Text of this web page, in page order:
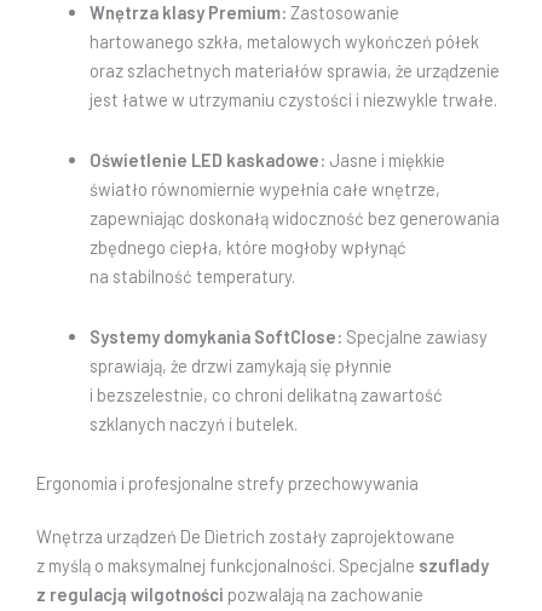
Wnętrza klasy Premium: Zastosowanie
hartowanego szkła, metalowych wykończeń półek
oraz szlachetnych materiałów sprawia, że urządzenie
jest łatwe w utrzymaniu czystości i niezwykle trwałe.
Oświetlenie LED kaskadowe: Jasne i miękkie
światło równomiernie wypełnia całe wnętrze,
zapewniając doskonałą widoczność bez generowania
zbędnego ciepła, które mogłoby wpłynąć
na stabilność temperatury.
Systemy domykania SoftClose: Specjalne zawiasy
sprawiają, że drzwi zamykają się płynnie
i bezszelestnie, co chroni delikatną zawartość
szklanych naczyń i butelek.
Ergonomia i profesjonalne strefy przechowywania
Wnętrza urządzeń De Dietrich zostały zaprojektowane
z myślą o maksymalnej funkcjonalności. Specjalne szuflady
z regulacją wilgotności pozwalają na zachowanie